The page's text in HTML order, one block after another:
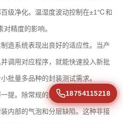
级净化。温湿度波动控制在±1℃和
精度的影响。
造系统表现出良好的适应性。当产
调用对应程序，就能快速投入新批
批量多品种的封装测试需求。
提。除常规的尺寸测量外，系统还
内部的气泡和分层缺陷。这种非接
18754115218